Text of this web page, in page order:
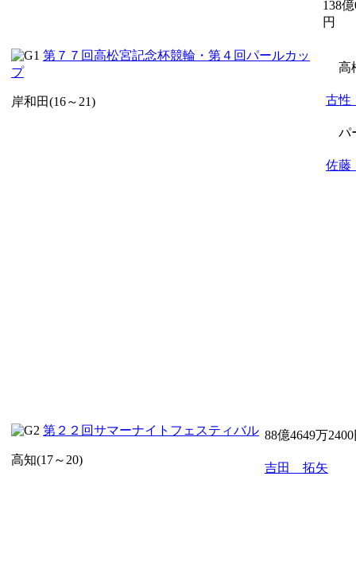
第７７回高松宮記念杯競輪・第４回パールカッ
プ
岸和田(16～21)
138
円
高
古
パ
佐
第２２回サマーナイトフェスティバル
高知(17～20)
88億4649万
吉田 拓矢